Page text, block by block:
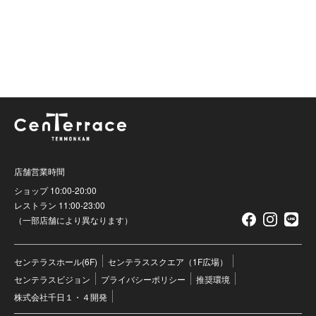
店舗営業時間
ショップ 10:00-20:00
レストラン 11:00-23:00
（一部店舗により異なります）
センテラスホール(6F)
センテラススクエア（1F広場）
センテラスビジョン
プライバシーポリシー
推奨環境
株式会社千日１・４開発